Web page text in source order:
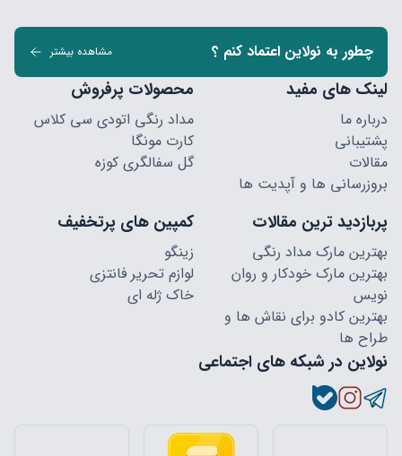
چطور به نولاین اعتماد کنم ؟ مشاهده بیشتر
لینک های مفید
درباره ما
پشتیبانی
مقالات
بروزرسانی ها و آپدیت ها
محصولات پرفروش
مداد رنگی اتودی سی کلاس
کارت مونگا
گل سفالگری کوزه
پربازدید ترین مقالات
بهترین مارک مداد رنگی
بهترین مارک خودکار و روان
نویس
بهترین کادو برای نقاش ها و
طراح ها
کمپین های پرتخفیف
زینگو
لوازم تحریر فانتزی
خاک ژله ای
نولاین در شبکه های اجتماعی